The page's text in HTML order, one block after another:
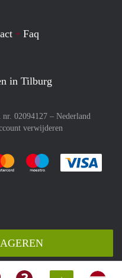
Faq
in Tilburg
02094127 – Nederland
verwijderen
gemakkelijk af met Paypal
Je rekent gemakkelijk af met
Je rekent